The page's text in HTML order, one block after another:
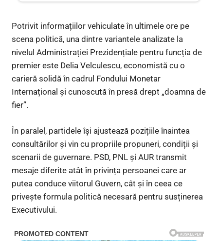
Potrivit informațiilor vehiculate în ultimele ore pe
scena politică, una dintre variantele analizate la
nivelul Administrației Prezidențiale pentru funcția de
premier este Delia Velculescu, economistă cu o
carieră solidă în cadrul Fondului Monetar
Internațional și cunoscută în presă drept „doamna de
fier”.
În paralel, partidele își ajustează pozițiile înaintea
consultărilor și vin cu propriile propuneri, condiții și
scenarii de guvernare. PSD, PNL și AUR transmit
mesaje diferite atât în privința persoanei care ar
putea conduce viitorul Guvern, cât și în ceea ce
privește formula politică necesară pentru susținerea
Executivului.